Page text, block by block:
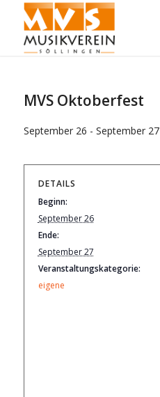
MVS Oktoberfest
September 26 - September 27
DETAILS
Beginn:
September 26
Ende:
September 27
Veranstaltungskategorie:
eigene